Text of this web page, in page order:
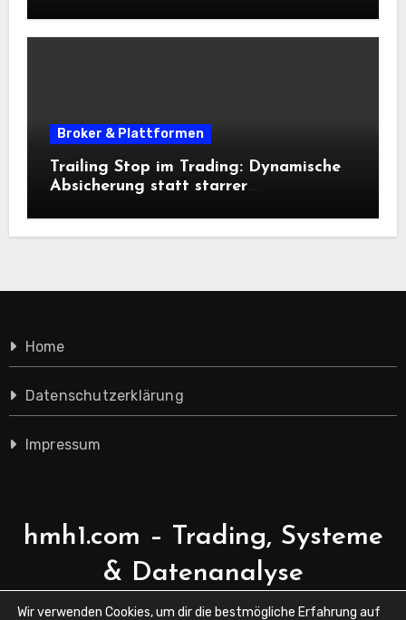
Broker & Plattformen
Trailing Stop im Trading: Dynamische
Absicherung statt starrer
Home
Datenschutzerklärung
Impressum
hmh1.com – Trading, Systeme
& Datenanalyse
Wir verwenden Cookies, um dir die bestmögliche Erfahrung auf